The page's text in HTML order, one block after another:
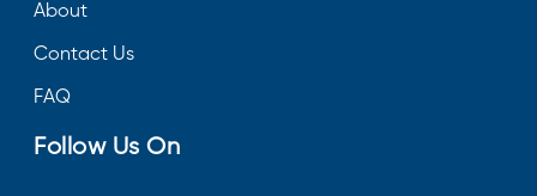
About
Contact Us
FAQ
Follow Us On